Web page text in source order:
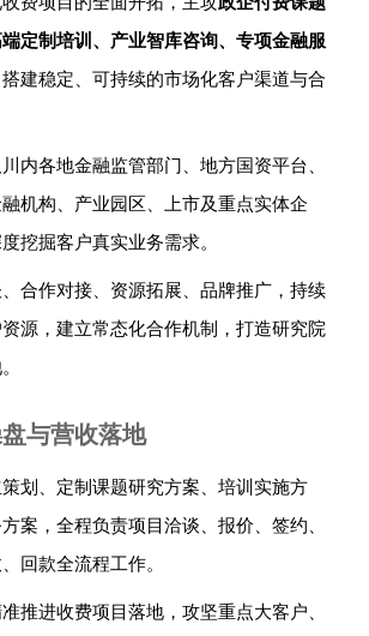
定制培训、产业智库咨询、专项金融服
建稳定、可持续的市场化客户渠道与合
内各地金融监管部门、地方国资平台、
机构、产业园区、上市及重点实体企
挖掘客户真实业务需求。
合作对接、资源拓展、品牌推广，持续
源，建立常态化合作机制，打造研究院
盘与营收落地
划、定制课题研究方案、培训实施方
案，全程负责项目洽谈、报价、签约、
回款全流程工作。
推进收费项目落地，攻坚重点大客户、